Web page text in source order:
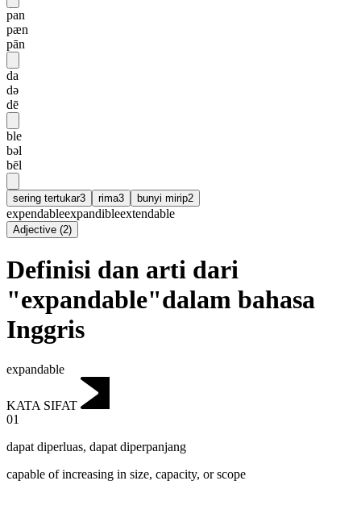
pan
pæn
pān
da
də
dē
ble
bəl
bēl
sering tertukar3 rima3 bunyi mirip2
expendableexpandibleextendable
Adjective (2)
Definisi dan arti dari
"expandable"dalam bahasa
Inggris
expandable
KATA SIFAT
01
dapat diperluas, dapat diperpanjang
capable of increasing in size, capacity, or scope